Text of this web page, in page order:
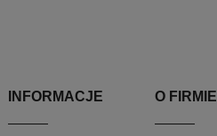
INFORMACJE O FIRMIE